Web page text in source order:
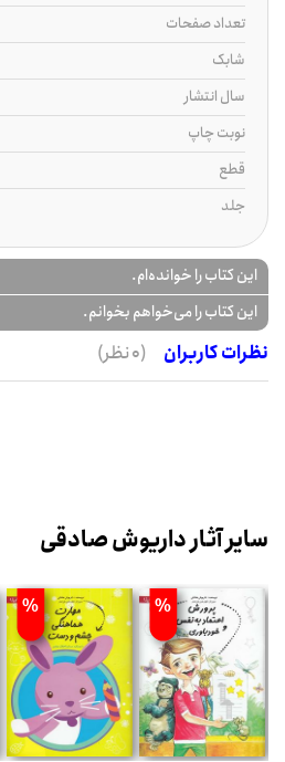
تعداد صفحات
شابک
سال انتشار
نوبت چاپ
قطع
جلد
این کتاب را خوانده‌ام.
این کتاب را می‌خواهم بخوانم.
نظرات کاربران
(0 نظر)
سایر آثار داریوش صادقی
%
%